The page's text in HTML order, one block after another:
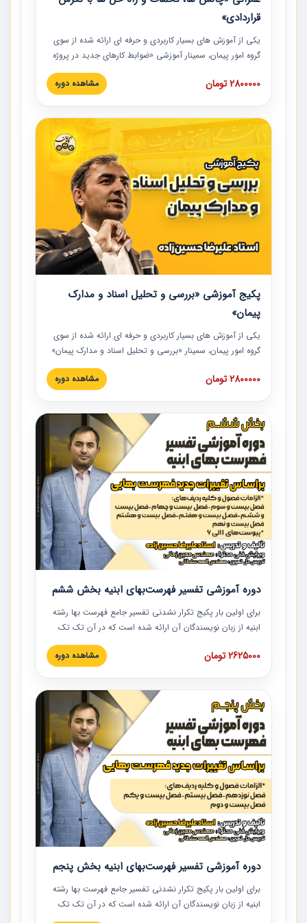
قراردادی»
یکی از آموزش‏‏‏‏‏‏ های بسیار کاربردی و حرفه‏ ای ارائه شده از سوی
گروه امور پیمان، سمینار آموزشی «ضوابط کارهای جدید در پروژه
های عمرانی» چالش ها، تخلفات و راه حل ها با نگرش قراردادی
است که در محل سندیکای شرکت های ساختمانی کشور ارائه شد.
مدارک پیمان به همراه تجربیات عملی ارائه شده است.
2800000 تومان مشاهده دوره
پکیج آموزشی «بررسی و تحلیل اسناد و مدارک
پیمان»
یکی از آموزش‏‏‏‏‏‏ های بسیار کاربردی و حرفه‏ ای ارائه شده از سوی
گروه امور پیمان، سمینار «بررسی و تحلیل اسناد و مدارک پیمان»
است که در دانشگاه صنعتی شریف ارائه شد. در این آموزش
نکات کلیدی مربوط به اسناد و مدارک پیمان، اولویت بندی اسناد
پیمان به همراه تجربیات عملی در این خصوص ارائه شده است.
2800000 تومان مشاهده دوره
دوره آموزشی تفسیر فهرست‌بهای ابنیه بخش ششم
برای اولین بار پکیج تکرار نشدنی تفسیر جامع فهرست بها رشته
ابنیه از زبان نویسندگان آن ارائه شده است که در آن تک تک
ردیف ها و مطالب فهرست بها تفسیر و ارائه شده است. این
دوره به صورت کامل تصویری بوده و به همراه تصاویر عملیات
دوره با کلام مهندس علیرضاحسین‌زاده مدیر پروژه مهندسی
مشاور در امر بازنگری فهرست بها رشته ابنیه ارائه شده و به تمام
همکارانی که در حوزه صنعت ساخت در حال فعالیت هستند حتما
توصیه می کنیم از مطالب این دوره استفاده نمایند.
2625000 تومان مشاهده دوره
دوره آموزشی تفسیر فهرست‌بهای ابنیه بخش پنجم
برای اولین بار پکیج تکرار نشدنی تفسیر جامع فهرست بها رشته
ابنیه از زبان نویسندگان آن ارائه شده است که در آن تک تک
ردیف ها و مطالب فهرست بها تفسیر و ارائه شده است. این